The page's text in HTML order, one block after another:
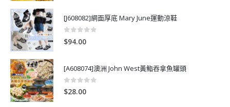
[J608082]網面厚底 Mary June運動涼鞋
0
$94.00
[A608074]澳洲 John West黃鮨吞拿魚罐頭
0 out of 5
$28.00